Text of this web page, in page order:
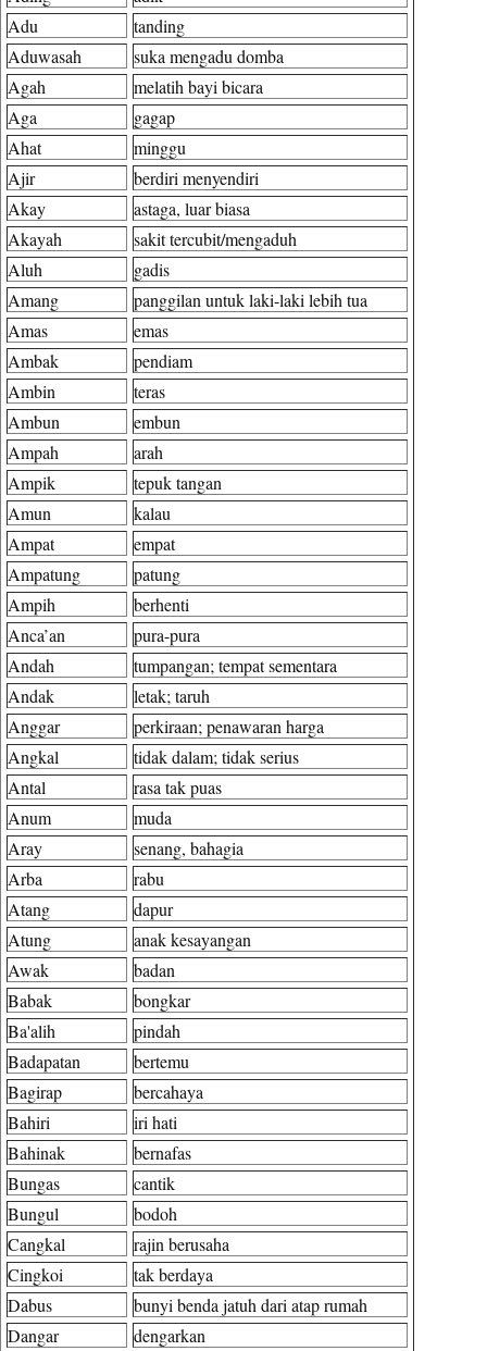
Adu
tanding
Aduwasah
suka mengadu domba
Agah
melatih bayi bicara
Aga
gagap
Ahat
minggu
Ajir
berdiri menyendiri
Akay
astaga, luar biasa
Akayah
sakit tercubit/mengaduh
Aluh
gadis
Amang
panggilan untuk laki-laki lebih tua
Amas
emas
Ambak
pendiam
Ambin
teras
Ambun
embun
Ampah
arah
Ampik
tepuk tangan
Amun
kalau
Ampat
empat
Ampatung
patung
Ampih
berhenti
Anca’an
pura-pura
Andah
tumpangan; tempat sementara
Andak
letak; taruh
Anggar
perkiraan; penawaran harga
Angkal
tidak dalam; tidak serius
Antal
rasa tak puas
Anum
muda
Aray
senang, bahagia
Arba
rabu
Atang
dapur
Atung
anak kesayangan
Awak
badan
Babak
bongkar
Ba'alih
pindah
Badapatan
bertemu
Bagirap
bercahaya
Bahiri
iri hati
Bahinak
bernafas
Bungas
cantik
Bungul
bodoh
Cangkal
rajin berusaha
Cingkoi
tak berdaya
Dabus
bunyi benda jatuh dari atap rumah
Dangar
dengarkan